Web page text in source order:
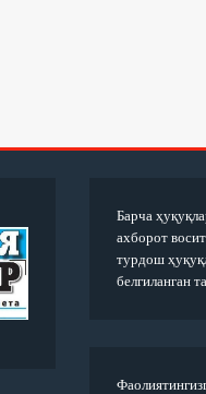
Барча
ахборот
турдош
белгиланган